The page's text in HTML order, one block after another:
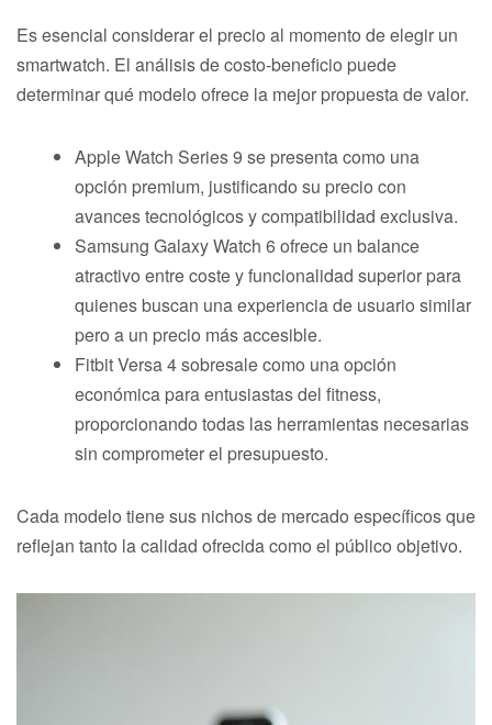
Es esencial considerar el precio al momento de elegir un
smartwatch. El análisis de costo-beneficio puede
determinar qué modelo ofrece la mejor propuesta de valor.
Apple Watch Series 9 se presenta como una
opción premium, justificando su precio con
avances tecnológicos y compatibilidad exclusiva.
Samsung Galaxy Watch 6 ofrece un balance
atractivo entre coste y funcionalidad superior para
quienes buscan una experiencia de usuario similar
pero a un precio más accesible.
Fitbit Versa 4 sobresale como una opción
económica para entusiastas del fitness,
proporcionando todas las herramientas necesarias
sin comprometer el presupuesto.
Cada modelo tiene sus nichos de mercado específicos que
reflejan tanto la calidad ofrecida como el público objetivo.